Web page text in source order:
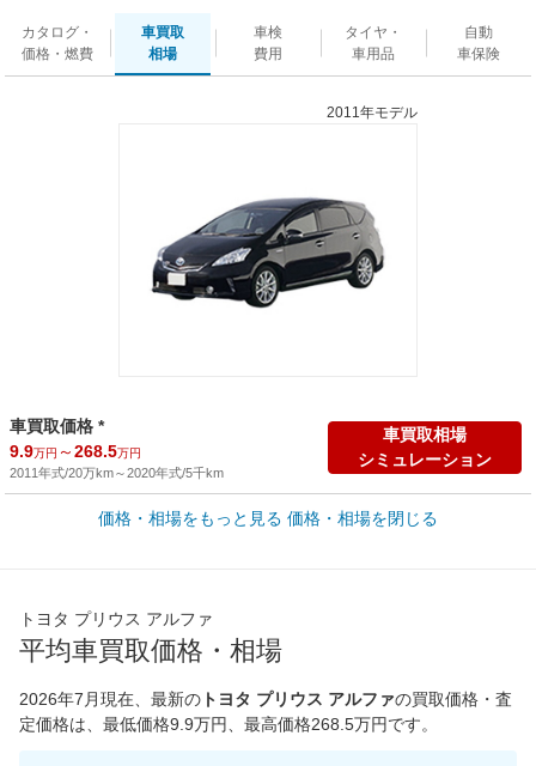
カタログ・
価格・燃費
車買取
相場
車検
費用
タイヤ・
車用品
自動
車保険
2011年モデル
車買取価格 *
9.9万円 ～268.5万円
2011年式/20万km～2020年式/5千km
車買取相場
シミュレーション
新車カタログ価格
他車種を
65,050円
価格・相場をもっと見る 価格・相場を閉じる
トヨタ プリウス アルファ
平均車買取価格・相場
2026年7月現在 、最新の トヨタ プリウス アルファの買取価格・査
定価格は、最低価格9.9万円、最高価格268.5万円です。